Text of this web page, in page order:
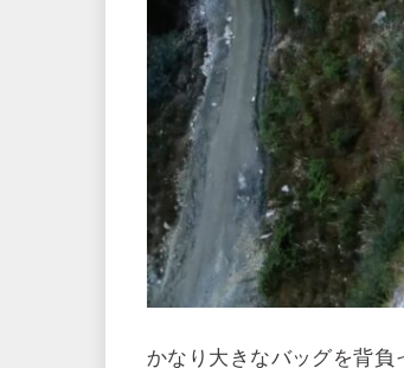
かなり大きなバッグを背負